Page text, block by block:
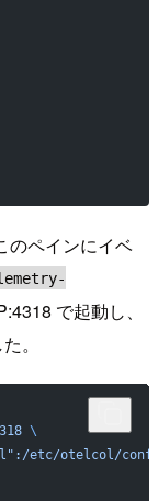
のペインにイベ
で起動し、
。
\
etc/otelcol/